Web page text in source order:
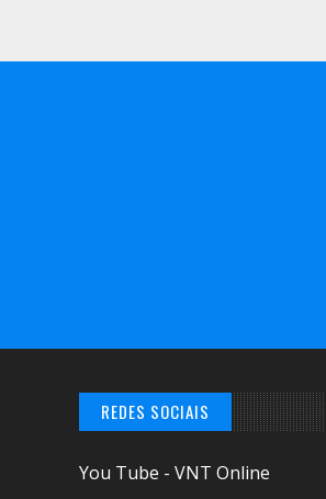
REDES SOCIAIS
You Tube - VNT Online